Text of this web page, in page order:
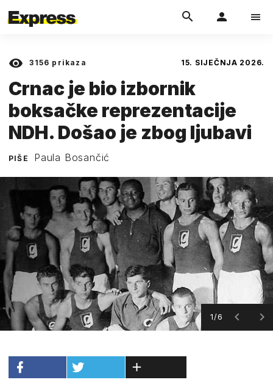
3156 prikaza 15. SIJEČNJA 2026.
Crnac je bio izbornik
boksačke reprezentacije
NDH. Došao je zbog ljubavi
PIŠE Paula Bosančić
1/6